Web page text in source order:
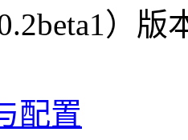
）
配置